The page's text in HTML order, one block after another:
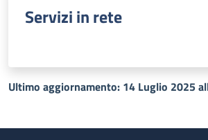
Servizi in rete
Ultimo aggiornamento: 14 Luglio 2025